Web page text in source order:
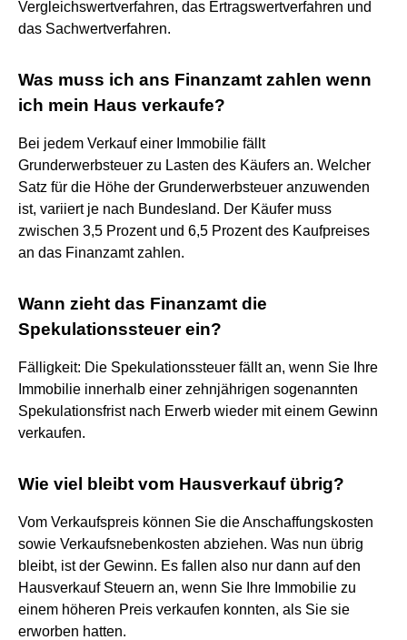
Vergleichswertverfahren, das Ertragswertverfahren und
das Sachwertverfahren.
Was muss ich ans Finanzamt zahlen wenn
ich mein Haus verkaufe?
Bei jedem Verkauf einer Immobilie fällt
Grunderwerbsteuer zu Lasten des Käufers an. Welcher
Satz für die Höhe der Grunderwerbsteuer anzuwenden
ist, variiert je nach Bundesland. Der Käufer muss
zwischen 3,5 Prozent und 6,5 Prozent des Kaufpreises
an das Finanzamt zahlen.
Wann zieht das Finanzamt die
Spekulationssteuer ein?
Fälligkeit: Die Spekulationssteuer fällt an, wenn Sie Ihre
Immobilie innerhalb einer zehnjährigen sogenannten
Spekulationsfrist nach Erwerb wieder mit einem Gewinn
verkaufen.
Wie viel bleibt vom Hausverkauf übrig?
Vom Verkaufspreis können Sie die Anschaffungskosten
sowie Verkaufsnebenkosten abziehen. Was nun übrig
bleibt, ist der Gewinn. Es fallen also nur dann auf den
Hausverkauf Steuern an, wenn Sie Ihre Immobilie zu
einem höheren Preis verkaufen konnten, als Sie sie
erworben hatten.